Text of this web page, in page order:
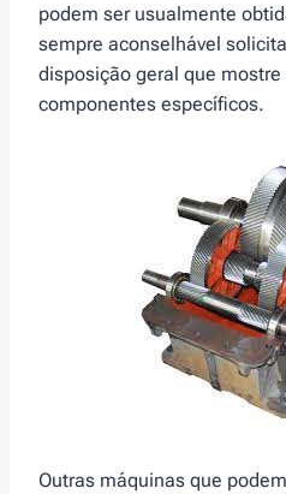
podem ser usualmente
sempre aconselhável
disposição geral que
componentes específicos.
Outras máquinas que